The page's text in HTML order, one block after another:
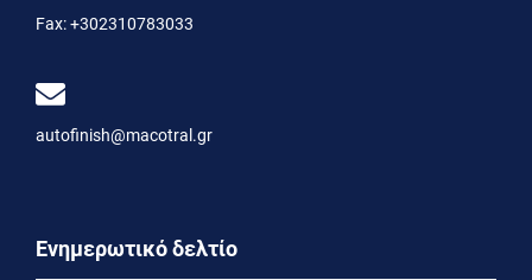
Fax:+302310783033
autofinish@macotral.gr
Ενημερωτικό δελτίο